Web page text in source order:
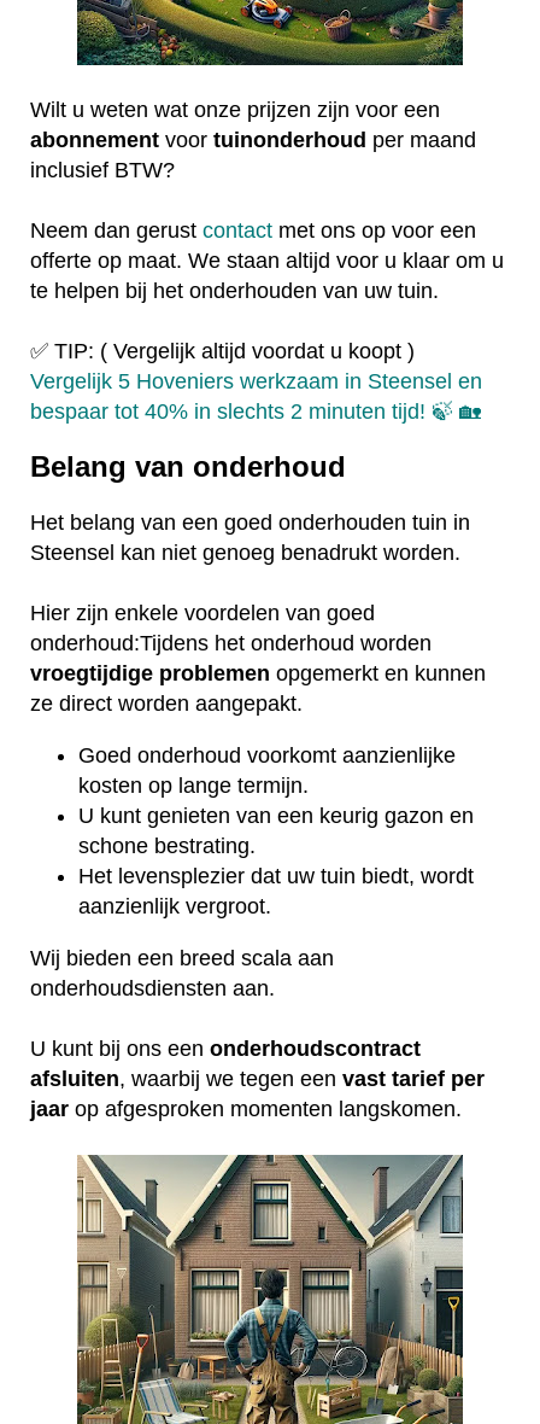
Wilt u weten wat onze prijzen zijn voor een
abonnement voor tuinonderhoud per maand
inclusief BTW?
Neem dan gerust contact met ons op voor een
offerte op maat. We staan altijd voor u klaar om u
te helpen bij het onderhouden van uw tuin.
✅ TIP: ( Vergelijk altijd voordat u koopt )
Vergelijk 5 Hoveniers werkzaam in Steensel en
bespaar tot 40% in slechts 2 minuten tijd! 🍃 🏡
Belang van onderhoud
Het belang van een goed onderhouden tuin in
Steensel kan niet genoeg benadrukt worden.
Hier zijn enkele voordelen van goed
onderhoud:Tijdens het onderhoud worden
vroegtijdige problemen opgemerkt en kunnen
ze direct worden aangepakt.
Goed onderhoud voorkomt aanzienlijke
kosten op lange termijn.
U kunt genieten van een keurig gazon en
schone bestrating.
Het levensplezier dat uw tuin biedt, wordt
aanzienlijk vergroot.
Wij bieden een breed scala aan
onderhoudsdiensten aan.
U kunt bij ons een onderhoudscontract
afsluiten, waarbij we tegen een vast tarief per
jaar op afgesproken momenten langskomen.